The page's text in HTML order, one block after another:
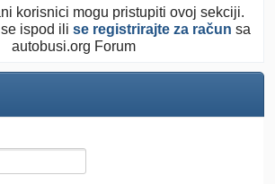
korisnici mogu pristupiti ovoj sekciji.
ispod ili se registrirajte za račun sa
autobusi.org Forum